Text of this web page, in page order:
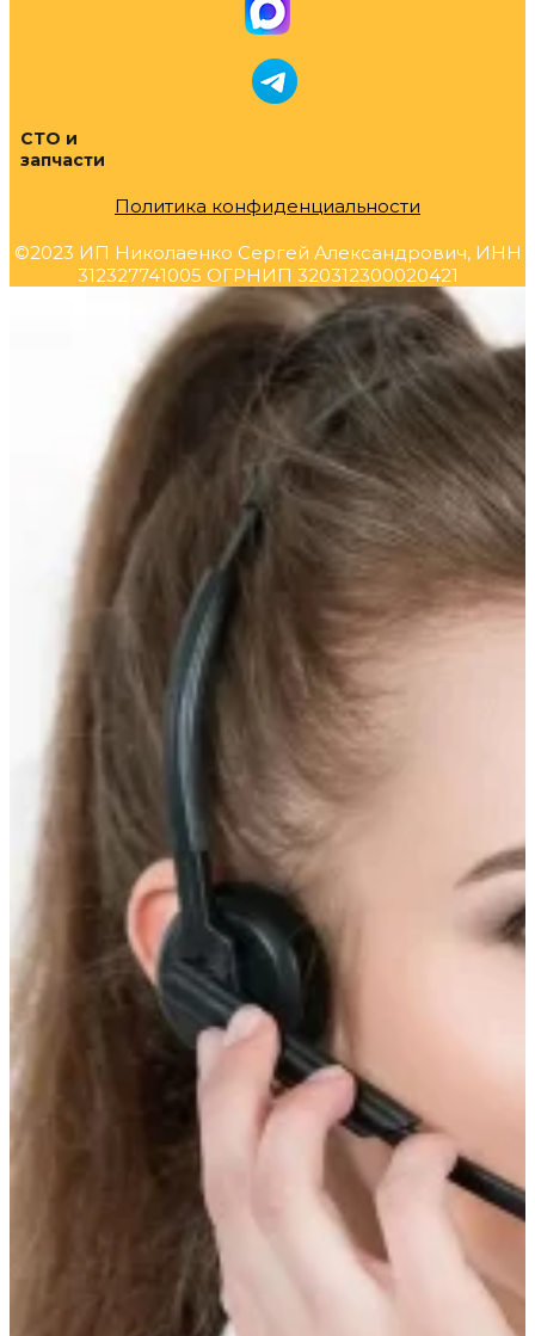
СТО и
запчасти
Политика конфиденциальности
©2023 ИП Николаенко Сергей Александрович, ИНН
312327741005 ОГРНИП 320312300020421